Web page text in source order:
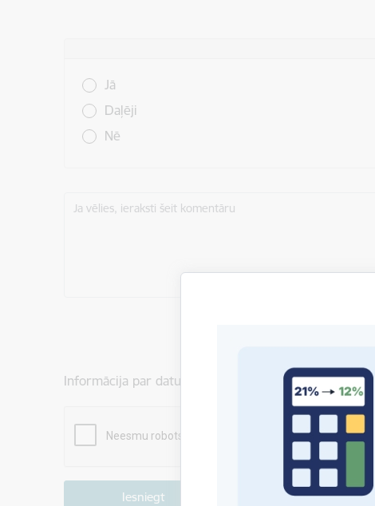
Jā
Daļēji
Nē
Ja vēlies, ieraksti šeit komentāru
Informācija par datu apstrādi ir atrodama sadaļā: